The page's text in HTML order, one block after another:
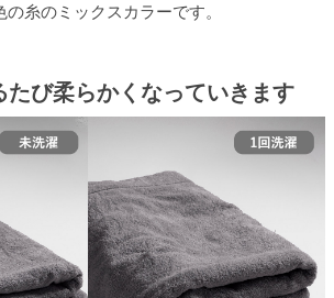
糸のミックスカラーです。
たび柔らかくなっていきます